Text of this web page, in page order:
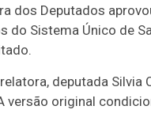
dos Deputados
Sistema Único de
deputada Silvia
versão original